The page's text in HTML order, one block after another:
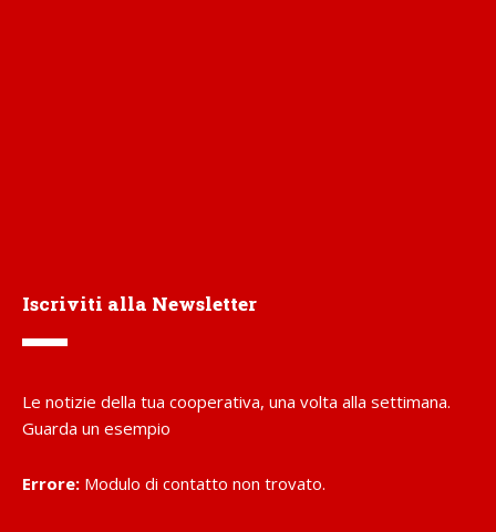
Iscriviti alla Newsletter
Le notizie della tua cooperativa, una volta alla settimana.
Guarda un esempio
Errore: Modulo di contatto non trovato.